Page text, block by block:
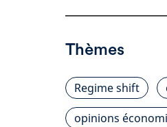
Thèmes
Regime shift
opinions